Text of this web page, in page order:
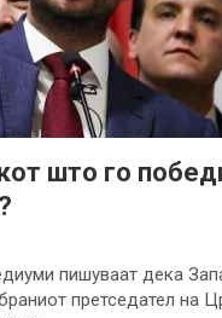
што го
пишуваат дека
претседател на